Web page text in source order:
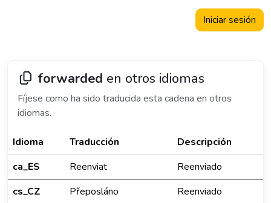
Iniciar sesión
forwarded en otros idiomas
Fíjese como ha sido traducida esta cadena en otros
idiomas.
Idioma Traducción
Descripción
ca_ES
Reenviat
Reenviado
cs_CZ
Přeposláno
Reenviado